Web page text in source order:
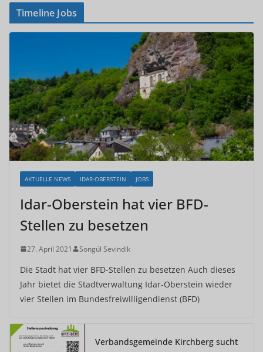
Timeline Jobs
AKTUELLE NEWS IDAR-OBERSTEIN JOBS
Idar-Oberstein hat vier BFD-
Stellen zu besetzen
27. April 2021 Songül Sevindik
Die Stadt hat vier BFD-Stellen zu besetzen Auch dieses
Jahr bietet die Stadtverwaltung Idar-Oberstein wieder
vier Stellen im Bundesfreiwilligendienst (BFD)
Verbandsgemeinde Kirchberg sucht